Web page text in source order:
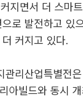
지면서 더 스마
로 발전하고 있
커지고 있다.
리산업특별전
아빌드와 동시